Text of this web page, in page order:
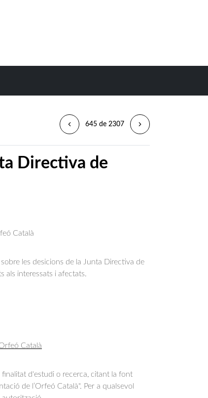
645 de 2307
Directiva de
Català
les desicions de la Junta Directiva de
als interessats i afectats.
Català
d'estudi o recerca, citant la font
de l’Orfeó Català". Per a qualsevol